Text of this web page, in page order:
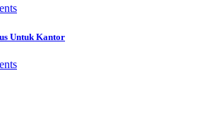
Untuk Kantor